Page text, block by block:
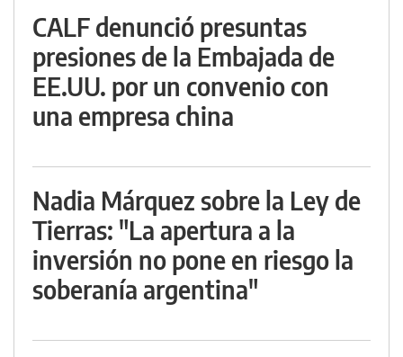
CALF denunció presuntas
presiones de la Embajada de
EE.UU. por un convenio con
una empresa china
Nadia Márquez sobre la Ley de
Tierras: "La apertura a la
inversión no pone en riesgo la
soberanía argentina"